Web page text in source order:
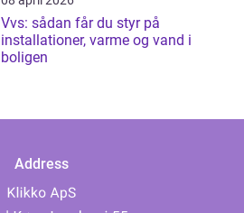
Vvs: sådan får du styr på
installationer, varme og vand i
boligen
Address